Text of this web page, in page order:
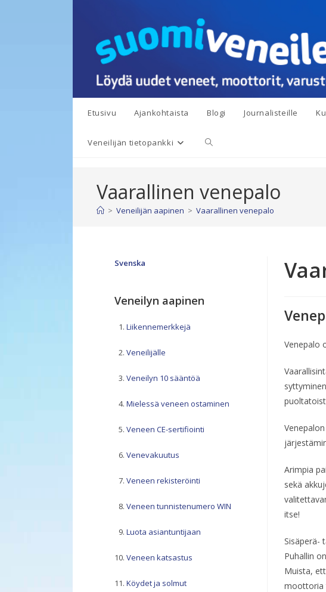
Etusivu Ajankohtaista Blogi Journalisteille
Veneilijän tietopankki Toggle
search
Vaarallinen venepalo
> Veneilijän aapinen > Vaarallinen venepalo
Svenska
Veneilyn aapinen
Liikennemerkkejä
Veneilijälle
Veneilyn 10 sääntöä
Mielessä veneen ostaminen
Veneen CE-sertifiointi
Venevakuutus
Veneen rekisteröinti
Veneen tunnistenumero WIN
Luota asiantuntijaan
Veneen katsastus
Köydet ja solmut
Venepalo
Arimpia
sekä
itse!
Sisäperä-
Puhallin
Muista,
moottoria